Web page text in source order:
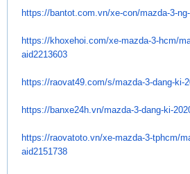
https://bantot.com.vn/xe-con/mazda-3-
https://khoxehoi.com/xe-mazda-3-hcm/
aid2213603
https://raovat49.com/s/mazda-3-dang-ki-
https://banxe24h.vn/mazda-3-dang-ki-
https://raovatoto.vn/xe-mazda-3-tphcm/
aid2151738